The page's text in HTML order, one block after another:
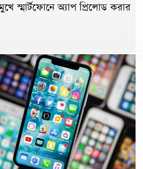
স্মার্টফোনে অ্যাপ প্রিলোড করার